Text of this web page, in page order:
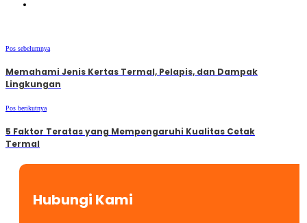
Pos sebelumnya
Memahami Jenis Kertas Termal, Pelapis, dan Dampak
Lingkungan
Pos berikutnya
5 Faktor Teratas yang Mempengaruhi Kualitas Cetak
Termal
Hubungi Kami